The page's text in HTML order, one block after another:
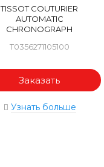
TISSOT COUTURIER
AUTOMATIC
CHRONOGRAPH
T0356271105100
Заказать
Узнать больше